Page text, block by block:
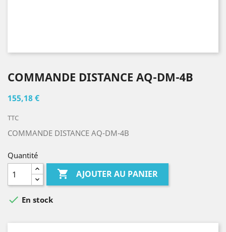
COMMANDE DISTANCE AQ-DM-4B
155,18 €
TTC
COMMANDE DISTANCE AQ-DM-4B
Quantité
 AJOUTER AU PANIER
 En stock